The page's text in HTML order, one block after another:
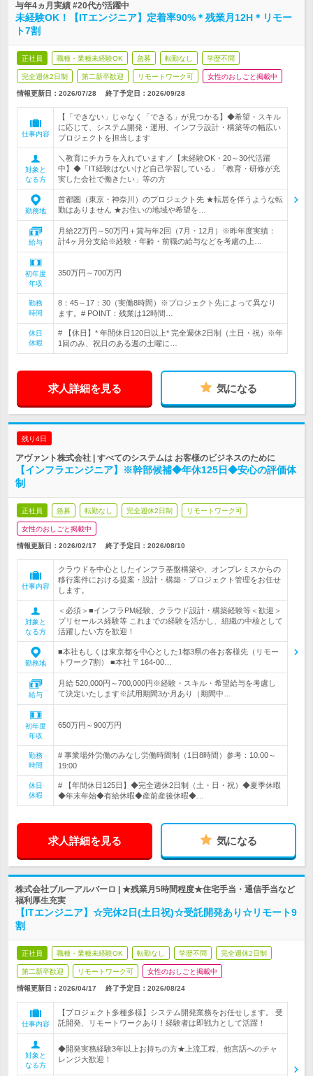
与年4ヵ月実績 #20代が活躍中
未経験OK！【ITエンジニア】定着率90%＊残業月12H＊リモー
ト7割
正社員 職種・業種未経験OK 急募 転勤なし 学歴不問
完全週休2日制 第二新卒歓迎 リモートワーク可 女性のおしごと掲載中
情報更新日：2026/07/28 終了予定日： 2026/09/28
仕事内容
【「できない」じゃなく「できる」が見つかる】◆希望・スキル
に応じて、システム開発・運用、インフラ設計・構築等の幅広い
プロジェクトを担当します
対象と
なる方
＼教育にチカラを入れています／【未経験OK・20～30代活躍
中】◆「IT経験はないけど自己学習している」「教育・研修が充
実した会社で働きたい」等の方
勤務地
首都圏（東京・神奈川）のプロジェクト先 ★転居を伴うような転
勤はありません ★お住いの地域や希望を…
給与
月給22万円～50万円＋賞与年2回（7月・12月）※昨年度実績：
計4ヶ月分支給※経験・年齢・前職の給与などを考慮の上…
初年度
年収
350万円～700万円
勤務
時間
8：45～17：30（実働8時間）※プロジェクト先によって異なり
ます。# POINT：残業は12時間…
休日
休暇
# 【休日】* 年間休日120日以上* 完全週休2日制（土日・祝）※年
1回のみ、祝日のある週の土曜に…
求人詳細を見る 気になる
残り4日
アヴァント株式会社 | すべてのシステムは お客様のビジネスのために
【インフラエンジニア】※幹部候補◆年休125日◆安心の評価体
制
正社員 急募 転勤なし 完全週休2日制 リモートワーク可
女性のおしごと掲載中
情報更新日：2026/02/17 終了予定日： 2026/08/10
仕事内容
クラウドを中心としたインフラ基盤構築や、オンプレミスからの
移行案件における提案・設計・構築・プロジェクト管理をお任せ
します。
対象と
なる方
＜必須＞■インフラPM経験、クラウド設計・構築経験等＜歓迎＞
プリセールス経験等 これまでの経験を活かし、組織の中核として
活躍したい方を歓迎！
勤務地
■本社もしくは東京都を中心とした1都3県の各お客様先（リモー
トワーク7割） ■本社 〒164-00…
給与
月給 520,000円～700,000円※経験・スキル・希望給与を考慮し
て決定いたします※試用期間3か月あり（期間中…
初年度
年収
650万円～900万円
勤務
時間
# 事業場外労働のみなし労働時間制（1日8時間）参考：10:00～
19:00
休日
休暇
# 【年間休日125日】◆完全週休2日制（土・日・祝）◆夏季休暇
◆年末年始◆有給休暇◆産前産後休暇◆…
求人詳細を見る 気になる
株式会社ブルーアルバーロ | ★残業月5時間程度★住宅手当・通信手当など
福利厚生充実
【ITエンジニア】☆完休2日(土日祝)☆受託開発あり☆リモート9
割
正社員 職種・業種未経験OK 転勤なし 学歴不問 完全週休2日制
第二新卒歓迎 リモートワーク可 女性のおしごと掲載中
情報更新日：2026/04/17 終了予定日： 2026/08/24
仕事内容
【プロジェクト多種多様】システム開発業務をお任せします。 受
託開発、リモートワークあり！経験者は即戦力として活躍！
対象と
なる方
◆開発実務経験3年以上お持ちの方★上流工程、他言語へのチャ
レンジ大歓迎！